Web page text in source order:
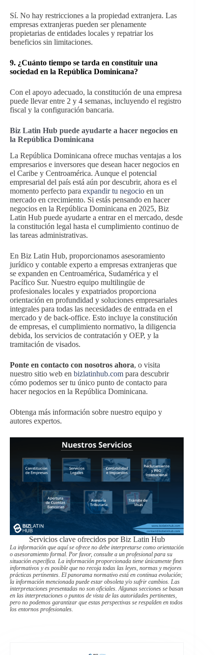
Sí. No hay restricciones a la propiedad extranjera. Las
empresas extranjeras pueden ser plenamente
propietarias de entidades locales y repatriar los
beneficios sin limitaciones.
9. ¿Cuánto tiempo se tarda en constituir una
sociedad en la República Dominicana?
Con el apoyo adecuado, la constitución de una empresa
puede llevar entre 2 y 4 semanas, incluyendo el registro
fiscal y la configuración bancaria.
Biz Latin Hub puede ayudarte a hacer negocios en
la República Dominicana
La República Dominicana ofrece muchas ventajas a los
empresarios e inversores que desean hacer negocios en
el Caribe y Centroamérica. Aunque el potencial
empresarial del país está aún por descubrir, ahora es el
momento perfecto para expandir tu negocio en un
mercado en crecimiento. Si estás pensando en hacer
negocios en la República Dominicana en 2025, Biz
Latin Hub puede ayudarte a entrar en el mercado, desde
la constitución legal hasta el cumplimiento continuo de
las tareas administrativas.
En Biz Latin Hub, proporcionamos asesoramiento
jurídico y contable experto a empresas extranjeras que
se expanden en Centroamérica, Sudamérica y el
Pacífico Sur. Nuestro equipo multilingüe de
profesionales locales y expatriados proporciona
orientación en profundidad y soluciones empresariales
integrales para todas las necesidades de entrada en el
mercado y de back-office. Esto incluye la constitución
de empresas, el cumplimiento normativo, la diligencia
debida, los servicios de contratación y OEP, y la
tramitación de visados.
Ponte en contacto con nosotros ahora, o visita
nuestro sitio web en bizlatinhub.com para descubrir
cómo podemos ser tu único punto de contacto para
hacer negocios en la República Dominicana.
Obtenga más información sobre nuestro equipo y
autores expertos.
Servicios clave ofrecidos por Biz Latin Hub
La información que aquí se ofrece no debe interpretarse como orientación
o asesoramiento formal. Por favor, consulte a un profesional para su
situación específica. La información proporcionada tiene únicamente fines
informativos y es posible que no recoja todas las leyes, normas y mejores
prácticas pertinentes. El panorama normativo está en continua evolución;
la información mencionada puede estar obsoleta y/o sufrir cambios. Las
interpretaciones presentadas no son oficiales. Algunas secciones se basan
en las interpretaciones o puntos de vista de las autoridades pertinentes,
pero no podemos garantizar que estas perspectivas se respalden en todos
los entornos profesionales.